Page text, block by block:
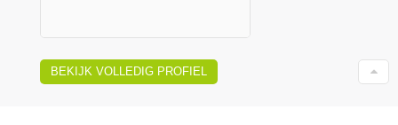
BEKIJK VOLLEDIG PROFIEL